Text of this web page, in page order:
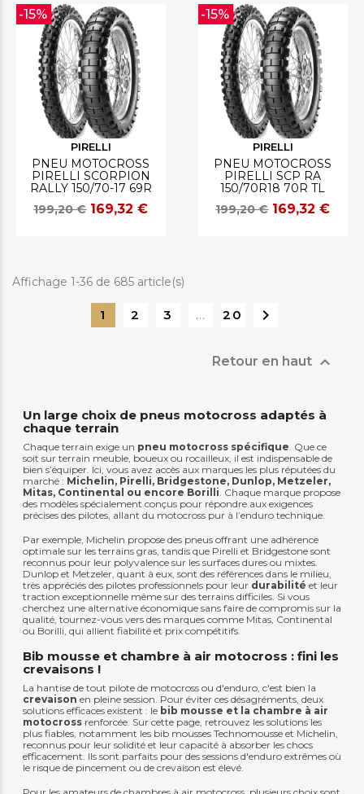
PIRELLI
PNEU MOTOCROSS
PIRELLI SCORPION
RALLY 150/70-17 69R
199,20 € 169,32 €
-15%
PIRELLI
PNEU MOTOCROSS
PIRELLI SCP RA
150/70R18 70R TL
199,20 € 169,32 €
-15%
Affichage 1-36 de 685 article(s)
1 2 3 … 20 
Retour en haut 
Un large choix de pneus motocross adaptés à
chaque terrain
Chaque terrain exige un pneu motocross spécifique. Que ce
soit sur terrain meuble, boueux ou rocailleux, il est indispensable de
bien s’équiper. Ici, vous avez accès aux marques les plus réputées du
marché : Michelin, Pirelli, Bridgestone, Dunlop, Metzeler,
Mitas, Continental ou encore Borilli. Chaque marque propose
des modèles spécialement conçus pour répondre aux exigences
précises des pilotes, allant du motocross pur à l’enduro technique.
Par exemple, Michelin propose des pneus offrant une adhérence
optimale sur les terrains gras, tandis que Pirelli et Bridgestone sont
reconnus pour leur polyvalence sur les surfaces dures ou mixtes.
Dunlop et Metzeler, quant à eux, sont des références dans le milieu,
très appréciés des pilotes professionnels pour leur durabilité et leur
traction exceptionnelle même sur des terrains difficiles. Si vous
cherchez une alternative économique sans faire de compromis sur la
qualité, tournez-vous vers des marques comme Mitas, Continental
ou Borilli, qui allient fiabilité et prix compétitifs.
Bib mousse et chambre à air motocross : fini les
crevaisons !
La hantise de tout pilote de motocross ou d'enduro, c'est bien la
crevaison en pleine session. Pour éviter ces désagréments, deux
solutions efficaces existent : le bib mousse et la chambre à air
motocrossrenforcée. Sur cette page, retrouvez les solutions les
plus fiables, notamment les bib mousses Technomousse et Michelin,
reconnus pour leur solidité et leur capacité à absorber les chocs
efficacement. Ils sont parfaits pour des sessions d'enduro extrêmes où
le risque de pincement ou de crevaison est élevé.